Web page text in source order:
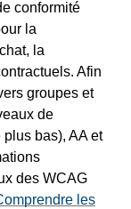
conformité
la
la
Afin
groupes et
de
bas), AA et
des WCAG
les